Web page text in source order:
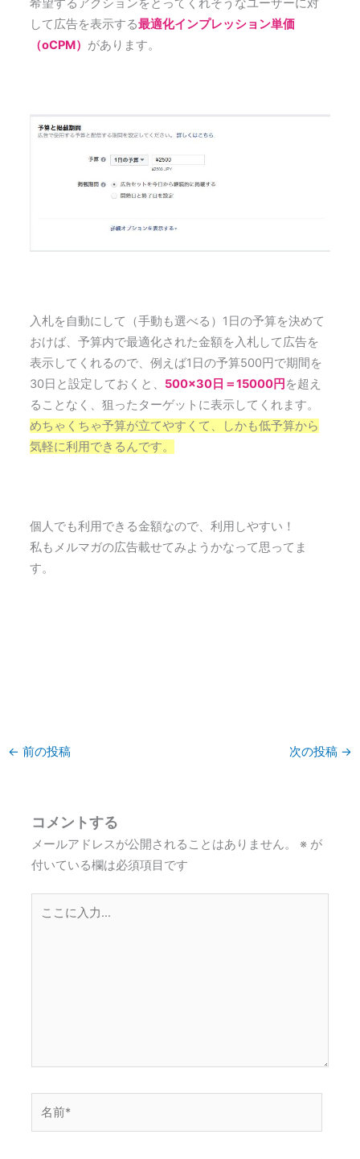
希望するアクションをとってくれそうなユーザーに対
して広告を表示する最適化インプレッション単価
（oCPM） があります。
入札を自動にして（手動も選べる）1日の予算を決めて
おけば、予算内で最適化された金額を入札して広告を
表示してくれるので、例えば1日の予算500円で期間を
30日と設定しておくと、 500×30日＝15000円 を超え
ることなく、狙ったターゲットに表示してくれます。
めちゃくちゃ予算が立てやすくて、しかも低予算から
気軽に利用できるんです。
個人でも利用できる金額なので、利用しやすい！
私もメルマガの広告載せてみようかなって思ってま
す。
← 前の投稿 次の投稿 →
コメントする
メールアドレスが公開されることはありません。 ※ が
付いている欄は必須項目です
こ